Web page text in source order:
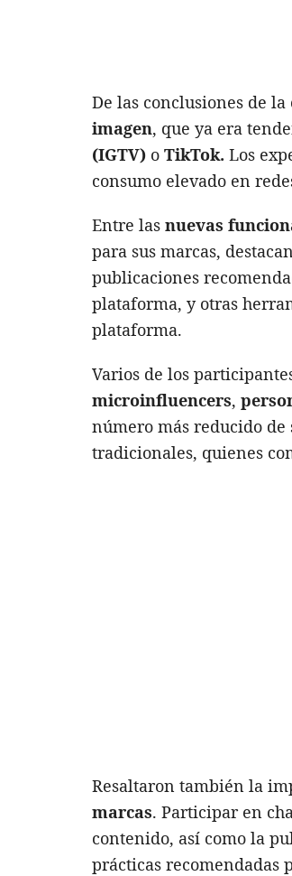
De las conclusiones de
imagen, que ya era
(IGTV) o TikTok. Los
consumo elevado en
Entre las nuevas
para sus marcas,
publicaciones
plataforma, y otras
plataforma.
Varios de los
microinfluencers,
número más reducido
tradicionales, quienes
Resaltaron también la
marcas. Participar en
contenido, así como la
prácticas recomendadas